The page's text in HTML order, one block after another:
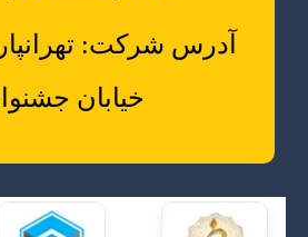
آدرس شرکت:
خیابان